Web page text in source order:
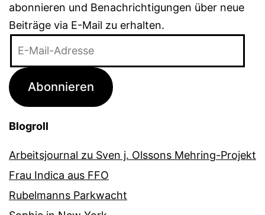
abonnieren und Benachrichtigungen über neue
Beiträge via E-Mail zu erhalten.
Adresse
Abonnieren
Blogroll
Arbeitsjournal zu Sven j. Olssons Mehring-Projekt
Frau Indica aus FFO
Rubelmanns Parkwacht